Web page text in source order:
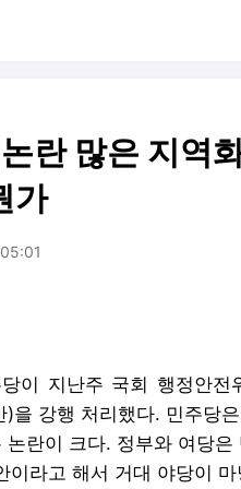
란 많은 지역
가
이 지난주 국회 행정안
)을 강행 처리했다. 민주당
논란이 크다. 정부와 여당
이라고 해서 거대 야당이